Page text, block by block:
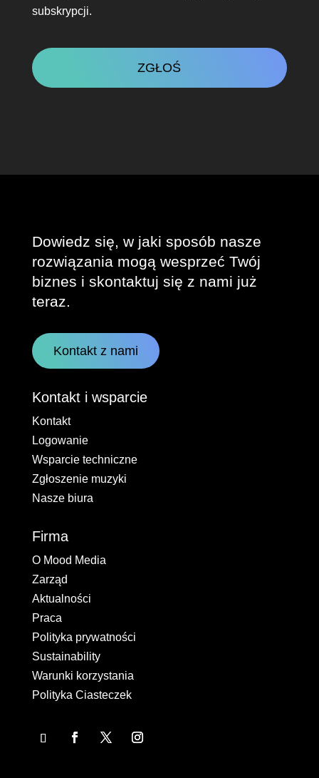
subskrypcji.
Dowiedz się, w jaki sposób nasze
rozwiązania mogą wesprzeć Twój
biznes i skontaktuj się z nami już
teraz.
Kontakt z nami
Kontakt i wsparcie
Kontakt
Logowanie
Wsparcie techniczne
Zgłoszenie muzyki
Nasze biura
Firma
O Mood Media
Zarząd
Aktualności
Praca
Polityka prywatności
Sustainability
Warunki korzystania
Polityka Ciasteczek